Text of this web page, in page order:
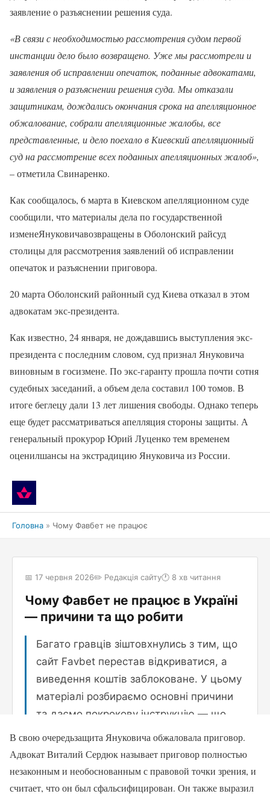
заявление о разъяснении решения суда.
«В связи с необходимостью рассмотрения судом первой
инстанции дело было возвращено. Уже мы рассмотрели и
заявления об исправлении опечаток, поданные адвокатами,
и заявления о разъяснении решения суда. Мы отказали
защитникам, дождались окончания срока на апелляционное
обжалование, собрали апелляционные жалобы, все
представленные, и дело поехало в Киевский апелляционный
суд на рассмотрение всех поданных апелляционных жалоб»,
– отметила Свинаренко.
Как сообщалось, 6 марта в Киевском апелляционном суде
сообщили, что материалы дела по государственной
изменеЯнуковичавозвращены в Оболонский райсуд
столицы для рассмотрения заявлений об исправлении
опечаток и разъяснении приговора.
20 марта Оболонский районный суд Киева отказал в этом
адвокатам экс-президента.
Как известно, 24 января, не дождавшись выступления экс-
президента с последним словом, суд признал Януковича
виновным в госизмене. По экс-гаранту прошла почти сотня
судебных заседаний, а объем дела составил 100 томов. В
итоге беглецу дали 13 лет лишения свободы. Однако теперь
еще будет рассматриваться апелляция стороны защиты. А
генеральный прокурор Юрий Луценко тем временем
оценилшансы на экстрадицию Януковича из России.
В свою очередьзащита Януковича обжаловала приговор.
Адвокат Виталий Сердюк называет приговор полностью
незаконным и необоснованным с правовой точки зрения, и
считает, что он был сфальсифицирован. Он также выразил